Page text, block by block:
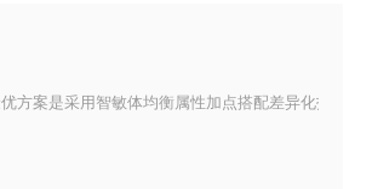
方案是采用智敏体均衡属性加点搭配差异化技能分